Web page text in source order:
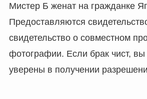
Мистер Б женат на гражданке
Предоставляются
свидетельство о совместном
фотографии. Если брак чист,
уверены в получении